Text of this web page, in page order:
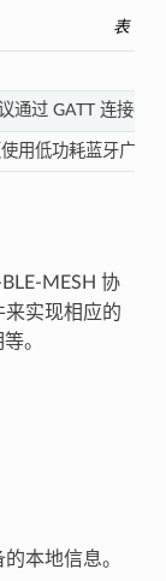
表 1.3
通过 GATT 连接在
用低功耗蓝牙广播
MESH 协
来实现相应的
。
本地信息。